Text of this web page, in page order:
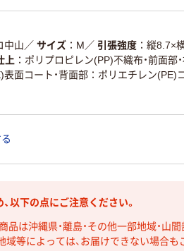
中山 ／ サイズ M ／ 引張強度 縦8.7×
上
ポリプロピレン(PP)不織布・前面部
面コート・背面部：ポリエチレン(PE)
以下の点にご注意ください。
品は沖縄県・離島・その他一部地域・山
域等によっては、お届けできない場合